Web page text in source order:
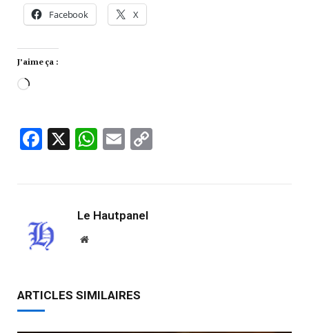
Facebook X
J’aime ça :
Facebook
X WhatsApp
Email
Le Hautpanel
Website
ARTICLES SIMILAIRES